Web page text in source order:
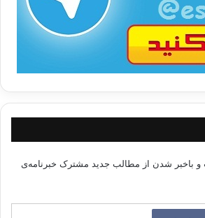
و باخبر شدن از مطالب جدید مشترک خبرنامه‌ی